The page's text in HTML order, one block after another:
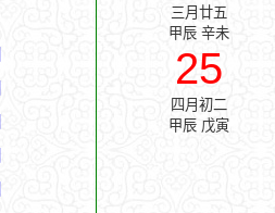
三月廿五
甲辰 辛未
25
四月初二
甲辰 戊寅